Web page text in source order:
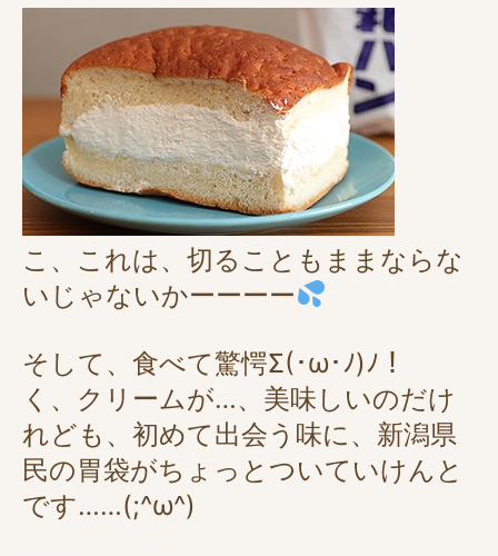
こ、これは、切ることもままならな
いじゃないかーーーー
そして、食べて驚愕Σ(･ω･ﾉ)ﾉ！
く、クリームが…、美味しいのだけ
れども、初めて出会う味に、新潟県
民の胃袋がちょっとついていけんと
です……(;^ω^)